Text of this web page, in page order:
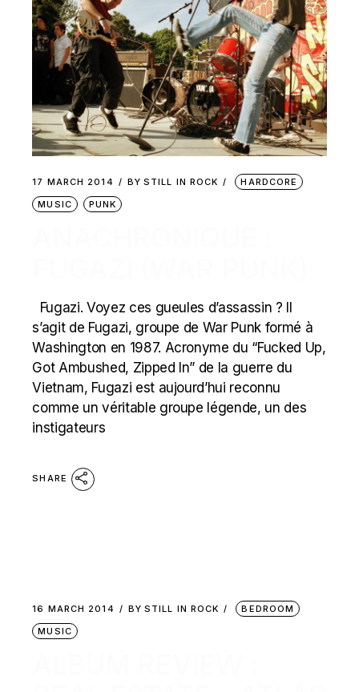
17 MARCH 2014 BY STILL IN ROCK
HARDCORE
MUSIC
PUNK
Fugazi. Voyez ces gueules d’assassin ? Il
s’agit de Fugazi, groupe de War Punk formé à
Washington en 1987. Acronyme du “Fucked Up,
Got Ambushed, Zipped In” de la guerre du
Vietnam, Fugazi est aujourd’hui reconnu
comme un véritable groupe légende, un des
instigateurs
SHARE
16 MARCH 2014 BY STILL IN ROCK
BEDROOM
MUSIC